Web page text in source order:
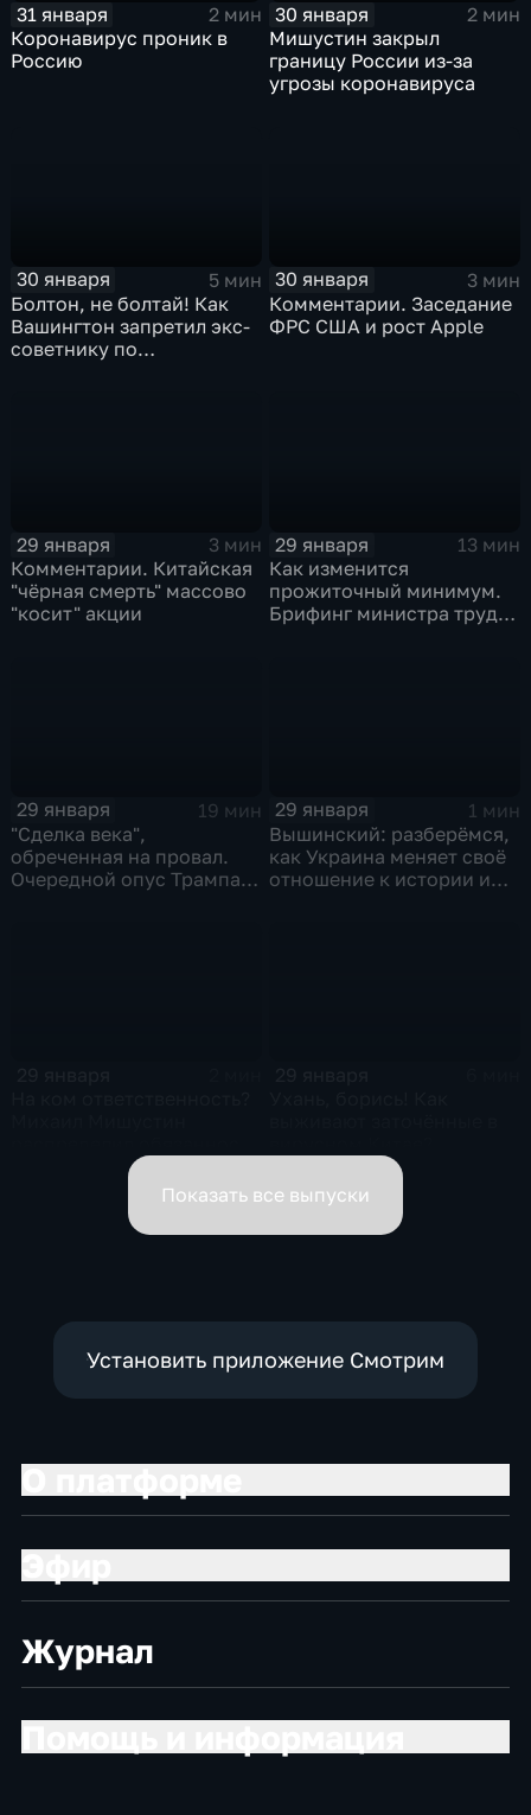
31 января
2 мин
Коронавирус проник в
Россию
30 января
2 мин
Мишустин закрыл
границу России из-за
угрозы коронавируса
30 января
5 мин
Болтон, не болтай! Как
Вашингтон запретил экс-
советнику по
30 января
3 мин
Комментарии. Заседание
ФРС США и рост Apple
29 января
3 мин
Комментарии. Китайская
"чёрная смерть" массово
"косит" акции
29 января
13 мин
Как изменится
прожиточный минимум.
Брифинг министра труда
29 января
19 мин
"Сделка века",
обреченная на провал.
Очередной опус Трампа.
29 января
1 мин
Вышинский: разберёмся,
как Украина меняет своё
отношение к истории и
вице-премьеров
Показать все выпуски
Установить приложение Смотрим
Журнал